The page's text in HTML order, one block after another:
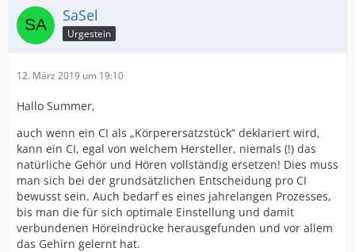
SaSel
Urgestein
12. März 2019 um 19:10
Hallo Summer,
auch wenn ein CI als „Körperersatzstück“ deklariert wird,
kann ein CI, egal von welchem Hersteller, niemals (!) das
natürliche Gehör und Hören vollständig ersetzen! Dies muss
man sich bei der grundsätzlichen Entscheidung pro CI
bewusst sein. Auch bedarf es eines jahrelangen Prozesses,
bis man die für sich optimale Einstellung und damit
verbundenen Höreindrücke herausgefunden und vor allem
das Gehirn gelernt hat.